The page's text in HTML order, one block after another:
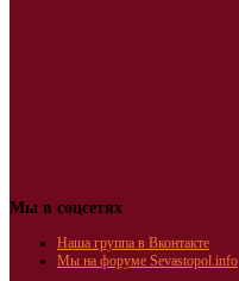
Мы в соцсетях
Наша группа в Вконтакте
Мы на форуме Sevastopol.info